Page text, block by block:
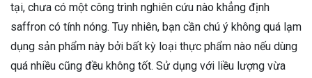
tại, chưa có một công trình nghiên cứu nào khẳng định
saffron có tính nóng. Tuy nhiên, bạn cần chú ý không quá lạm
dụng sản phẩm này bởi bất kỳ loại thực phẩm nào nếu dùng
quá nhiều cũng đều không tốt. Sử dụng với liều lượng vừa